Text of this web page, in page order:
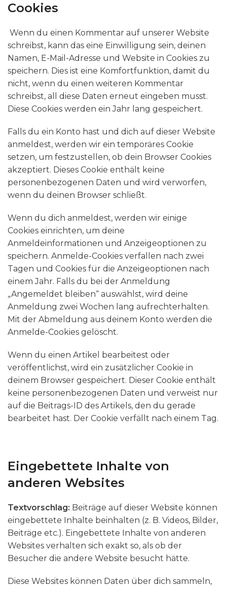
Cookies
Wenn du einen Kommentar auf unserer Website
schreibst, kann das eine Einwilligung sein, deinen
Namen, E-Mail-Adresse und Website in Cookies zu
speichern. Dies ist eine Komfortfunktion, damit du
nicht, wenn du einen weiteren Kommentar
schreibst, all diese Daten erneut eingeben musst.
Diese Cookies werden ein Jahr lang gespeichert.
Falls du ein Konto hast und dich auf dieser Website
anmeldest, werden wir ein temporäres Cookie
setzen, um festzustellen, ob dein Browser Cookies
akzeptiert. Dieses Cookie enthält keine
personenbezogenen Daten und wird verworfen,
wenn du deinen Browser schließt.
Wenn du dich anmeldest, werden wir einige
Cookies einrichten, um deine
Anmeldeinformationen und Anzeigeoptionen zu
speichern. Anmelde-Cookies verfallen nach zwei
Tagen und Cookies für die Anzeigeoptionen nach
einem Jahr. Falls du bei der Anmeldung
„Angemeldet bleiben“ auswählst, wird deine
Anmeldung zwei Wochen lang aufrechterhalten.
Mit der Abmeldung aus deinem Konto werden die
Anmelde-Cookies gelöscht.
Wenn du einen Artikel bearbeitest oder
veröffentlichst, wird ein zusätzlicher Cookie in
deinem Browser gespeichert. Dieser Cookie enthält
keine personenbezogenen Daten und verweist nur
auf die Beitrags-ID des Artikels, den du gerade
bearbeitet hast. Der Cookie verfällt nach einem Tag.
Eingebettete Inhalte von
anderen Websites
Textvorschlag: Beiträge auf dieser Website können
eingebettete Inhalte beinhalten (z. B. Videos, Bilder,
Beiträge etc.). Eingebettete Inhalte von anderen
Websites verhalten sich exakt so, als ob der
Besucher die andere Website besucht hätte.
Diese Websites können Daten über dich sammeln,